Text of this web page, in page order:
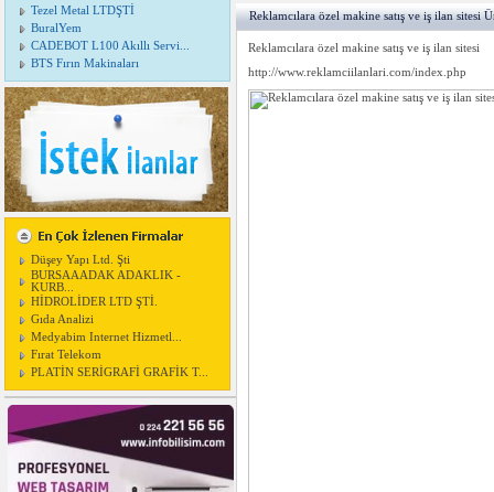
Tezel Metal LTDŞTİ
BuralYem
CADEBOT L100 Akıllı Servi...
BTS Fırın Makinaları
Düşey Yapı Ltd. Şti
BURSAAADAK ADAKLIK -
KURB...
HİDROLİDER LTD ŞTİ.
Gıda Analizi
Medyabim Internet Hizmetl...
Fırat Telekom
PLATİN SERİGRAFİ GRAFİK T...
Reklamcılara özel makine satış ve iş ilan sitesi
Reklamcılara özel makine satış ve iş ilan sitesi
http://www.reklamciilanlari.com/index.php